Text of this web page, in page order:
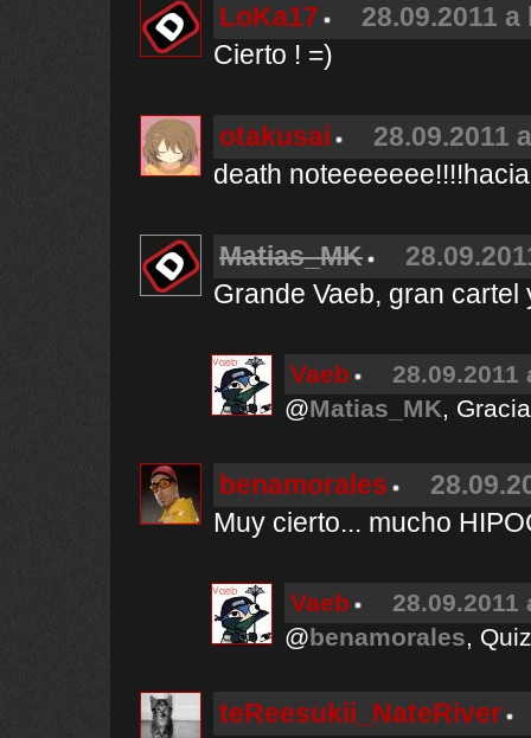
LoKa17
28.09.2011
Cierto ! =)
otakusai
28.09.2011
death
Matias_MK
Grande Vaeb, gran
Vaeb
28.09.2011
@Matias_MK,
benamorales
Muy cierto... mucho
Vaeb
28.09.2011
@benamorales,
teReesukii_NateRiver